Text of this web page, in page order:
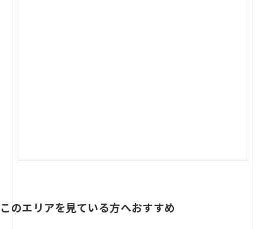
このエリアを見ている方へおすすめ